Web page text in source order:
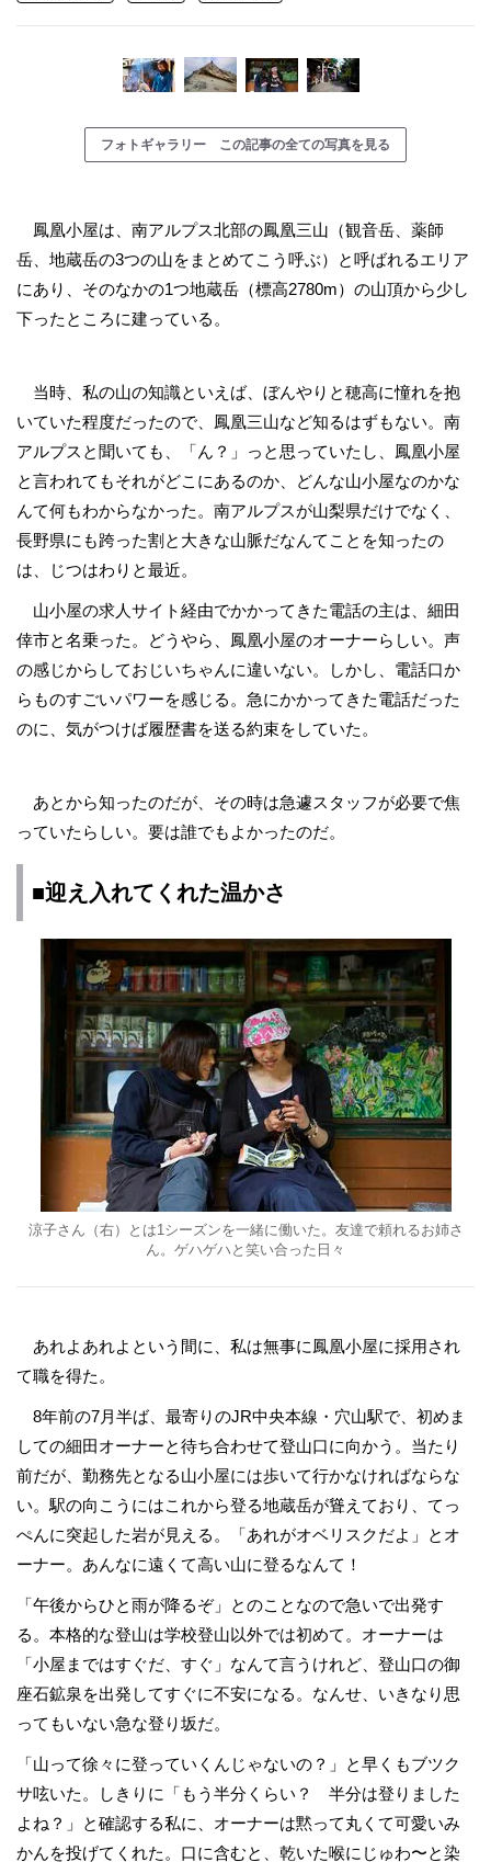
フォトギャラリー この記事の全ての写真を見る
鳳凰小屋は、南アルプス北部の鳳凰三山（観音岳、薬師
岳、地蔵岳の3つの山をまとめてこう呼ぶ）と呼ばれるエリア
にあり、そのなかの1つ地蔵岳（標高2780m）の山頂から少し
下ったところに建っている。
当時、私の山の知識といえば、ぼんやりと穂高に憧れを抱
いていた程度だったので、鳳凰三山など知るはずもない。南
アルプスと聞いても、「ん？」っと思っていたし、鳳凰小屋
と言われてもそれがどこにあるのか、どんな山小屋なのかな
んて何もわからなかった。南アルプスが山梨県だけでなく、
長野県にも跨った割と大きな山脈だなんてことを知ったの
は、じつはわりと最近。
山小屋の求人サイト経由でかかってきた電話の主は、細田
倖市と名乗った。どうやら、鳳凰小屋のオーナーらしい。声
の感じからしておじいちゃんに違いない。しかし、電話口か
らものすごいパワーを感じる。急にかかってきた電話だった
のに、気がつけば履歴書を送る約束をしていた。
あとから知ったのだが、その時は急遽スタッフが必要で焦
っていたらしい。要は誰でもよかったのだ。
■迎え入れてくれた温かさ
涼子さん（右）とは1シーズンを一緒に働いた。友達で頼れるお姉さ
ん。ゲハゲハと笑い合った日々
あれよあれよという間に、私は無事に鳳凰小屋に採用され
て職を得た。
8年前の7月半ば、最寄りのJR中央本線・穴山駅で、初めま
しての細田オーナーと待ち合わせて登山口に向かう。当たり
前だが、勤務先となる山小屋には歩いて行かなければならな
い。駅の向こうにはこれから登る地蔵岳が聳えており、てっ
ぺんに突起した岩が見える。「あれがオベリスクだよ」とオ
ーナー。あんなに遠くて高い山に登るなんて！
「午後からひと雨が降るぞ」とのことなので急いで出発す
る。本格的な登山は学校登山以外では初めて。オーナーは
「小屋まではすぐだ、すぐ」なんて言うけれど、登山口の御
座石鉱泉を出発してすぐに不安になる。なんせ、いきなり思
ってもいない急な登り坂だ。
「山って徐々に登っていくんじゃないの？」と早くもブツク
サ呟いた。しきりに「もう半分くらい？ 半分は登りました
よね？」と確認する私に、オーナーは黙って丸くて可愛いみ
かんを投げてくれた。口に含むと、乾いた喉にじゅわ〜と染